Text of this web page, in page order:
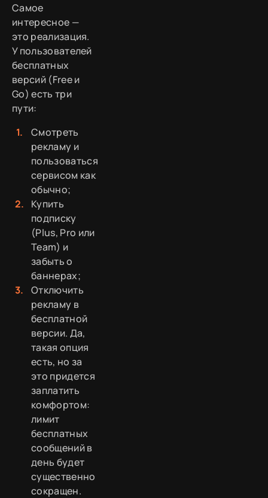
Самое
интересное —
это реализация.
У пользователей
бесплатных
версий (Free и
Go) есть три
пути:
Смотреть
рекламу и
пользоваться
сервисом как
обычно;
Купить
подписку
(Plus, Pro или
Team) и
забыть о
баннерах;
Отключить
рекламу в
бесплатной
версии. Да,
такая опция
есть, но за
это придется
заплатить
комфортом:
лимит
бесплатных
сообщений в
день будет
существенно
сокращен.